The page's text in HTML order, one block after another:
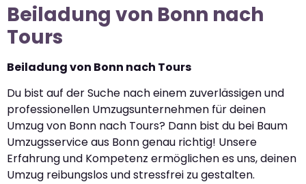
Beiladung von Bonn nach
Tours
Beiladung von Bonn nach Tours
Du bist auf der Suche nach einem zuverlässigen und
professionellen Umzugsunternehmen für deinen
Umzug von Bonn nach Tours? Dann bist du bei Baum
Umzugsservice aus Bonn genau richtig! Unsere
Erfahrung und Kompetenz ermöglichen es uns, deinen
Umzug reibungslos und stressfrei zu gestalten.